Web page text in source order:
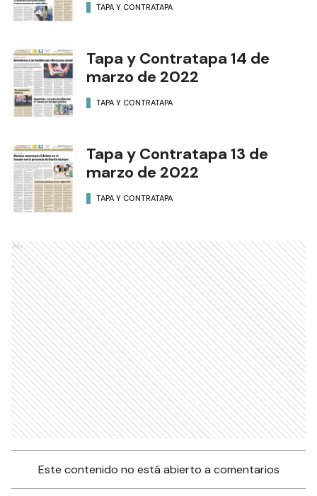
TAPA Y CONTRATAPA
Tapa y Contratapa 14 de
marzo de 2022
TAPA Y CONTRATAPA
Tapa y Contratapa 13 de
marzo de 2022
TAPA Y CONTRATAPA
Ads
Este contenido no está abierto a comentarios